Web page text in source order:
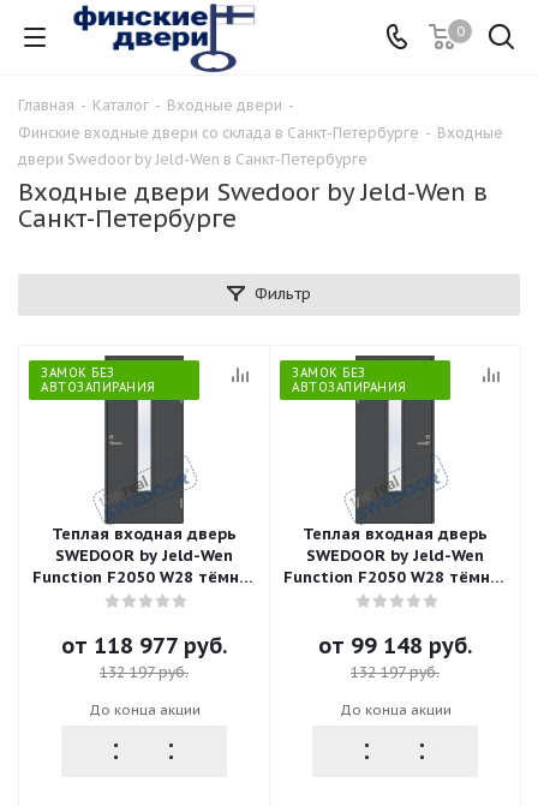
0
Главная - Каталог - Входные двери -
Финские входные двери со склада в Санкт-Петербурге - Входные
двери Swedoor by Jeld-Wen в Санкт-Петербурге
Входные двери Swedoor by Jeld-Wen в
Санкт-Петербурге
Фильтр
ЗАМОК БЕЗ
АВТОЗАПИРАНИЯ
Теплая входная дверь
SWEDOOR by Jeld-Wen
Function F2050 W28 тёмно-
серая (цвет RR23), М9*21,
от 118 977 руб.
132 197 руб.
До конца акции
ЗАМОК БЕЗ
АВТОЗАПИРАНИЯ
Теплая входная дверь
SWEDOOR by Jeld-Wen
Function F2050 W28 тёмно-
серая (цвет RR23), М9*21,
LC200
от 99 148 руб.
132 197 руб.
До конца акции